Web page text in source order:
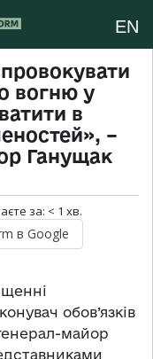
EN
вогню у
в
–
Ганущак
за: < 1 хв.
в Google
обов’язків
майор